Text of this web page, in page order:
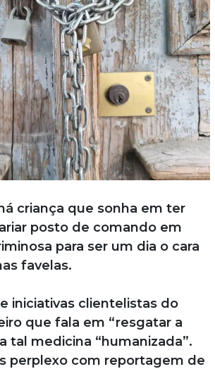
criança que sonha em ter
posto de comando em
para ser um dia o cara
favelas.
iniciativas clientelistas do
que fala em “resgatar a
tal medicina “humanizada”.
perplexo com reportagem de